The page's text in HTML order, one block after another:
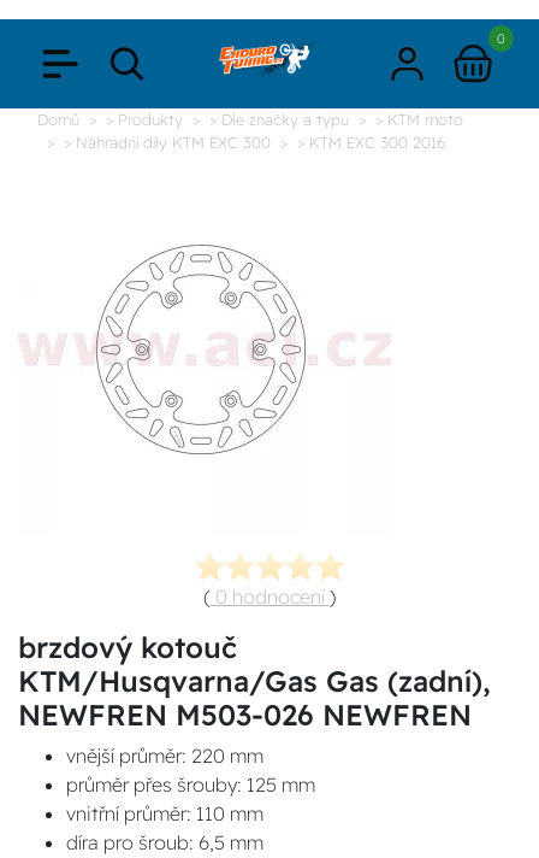
0
Domů > Produkty > Dle značky a typu
> KTM moto
> Náhradní díly KTM EXC 300
> KTM EXC 300 2016
( 0 hodnocení )
brzdový kotouč
KTM/Husqvarna/Gas Gas (zadní),
NEWFREN M503-026 NEWFREN
vnější průměr: 220 mm
průměr přes šrouby: 125 mm
vnitřní průměr: 110 mm
díra pro šroub: 6,5 mm